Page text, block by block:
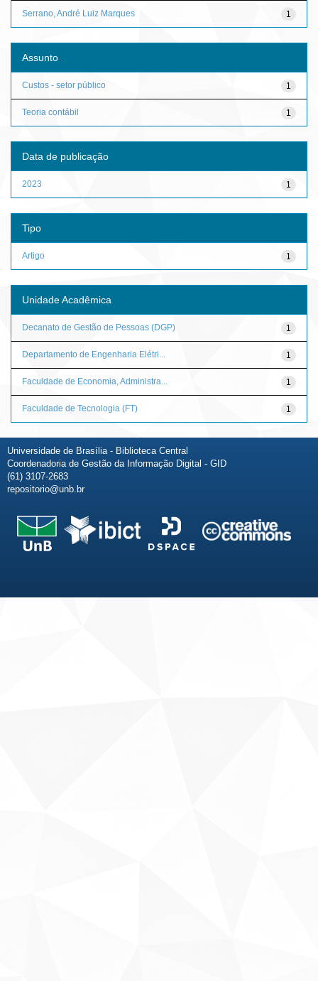
1
Serrano, André Luiz Marques
Assunto
1
Custos - setor público
1
Teoria contábil
Data de publicação
1
2023
Tipo
1
Artigo
Unidade Acadêmica
1
Decanato de Gestão de Pessoas (DGP)
1
Departamento de Engenharia Elétri...
1
Faculdade de Economia, Administra...
1
Faculdade de Tecnologia (FT)
Universidade de Brasília - Biblioteca Central
Coordenadoria de Gestão da Informação Digital - GID
(61) 3107-2683
repositorio@unb.br